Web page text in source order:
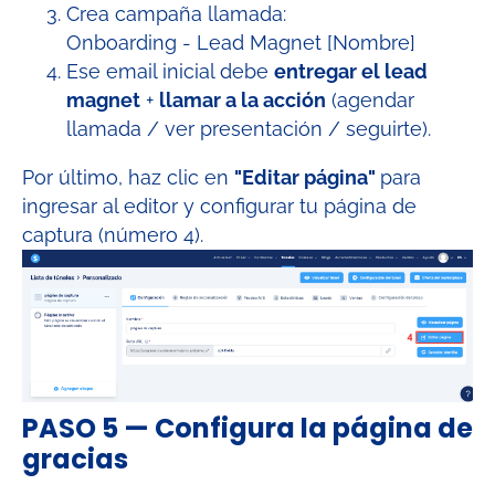
Crea campaña llamada:
Onboarding - Lead Magnet [Nombre]
Ese email inicial debe entregar el lead
magnet + llamar a la acción (agendar
llamada / ver presentación / seguirte).
Por último, haz clic en "Editar página" para
ingresar al editor y configurar tu página de
captura (número 4).
PASO 5 — Configura la página de
gracias